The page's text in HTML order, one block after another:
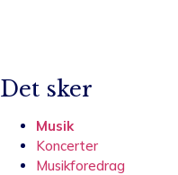
Det sker
Musik
Koncerter
Musikforedrag